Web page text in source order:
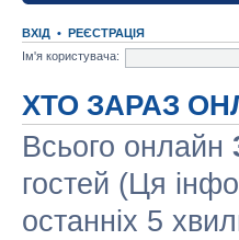
ВХІД • РЕЄСТРАЦІЯ
Ім'я користувача:
ХТО ЗАРАЗ
Всього онлайн
гостей (Ця
останніх 5